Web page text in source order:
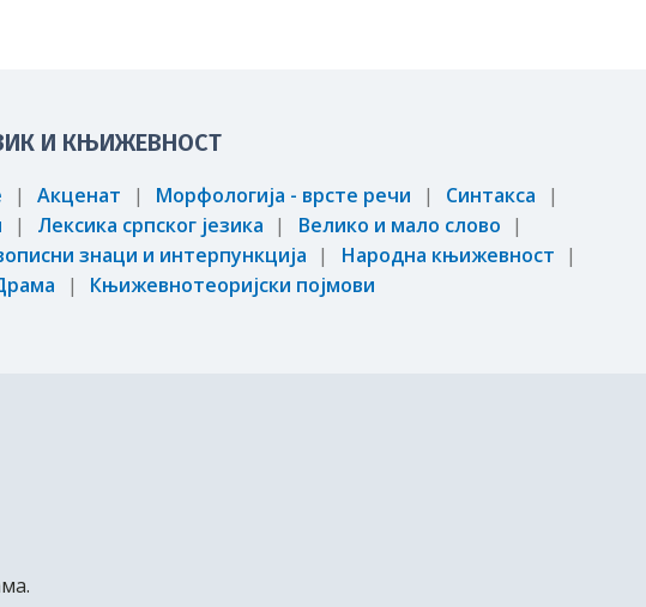
И КЊИЖЕВНОСТ
Акценат Морфологија - врсте речи
Синтакса
Лексика српског језика
Велико и мало слово
знаци и интерпункција
Народна књижевност
Књижевнотеоријски појмови